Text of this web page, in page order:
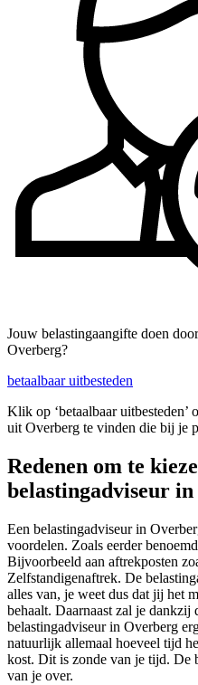
Jouw belastingaangifte doen
Overberg?
betaalbaar uitbesteden
Klik op ‘betaalbaar uitbesteden’
uit Overberg te vinden die bij je
Redenen om te
belastingadviseur
Een belastingadviseur in
voordelen. Zoals eerder
Bijvoorbeeld aan aftrekposten
Zelfstandigenaftrek. De
alles van, je weet dus dat jij het
behaalt. Daarnaast zal je dankzij
belastingadviseur in Overberg
natuurlijk allemaal hoeveel tijd
kost. Dit is zonde van je tijd. De
van je over.